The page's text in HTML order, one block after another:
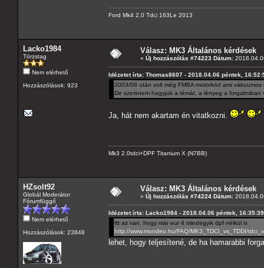
Ford Mk4 2.0 Tdci 163Le 2013
Lacko1984
Törzstag
Nem elérhető
Hozzászólások: 923
Válasz: MK3 Általános kérdések
« Új hozzászólás #74223 Dátum:
Idézetet írta: Thomas8607 - 2018.04.06 péntek,
2003/08 után volt még FMBA motorkód ami
De szerintem hagyjuk a témát, a lényeg a forgalmiban
Ja, hát nem akartam én vitatkozni.
Mk3 2.0tdci+DPF Titanium X (N7BB)
HZsolt92
Globál Moderátor
Fórumfüggő
Nem elérhető
Hozzászólások: 23848
Válasz: MK3 Általános kérdések
« Új hozzászólás #74224 Dátum:
Idézetet írta: Lacko1984 - 2018.04.06 péntek, 16:35:39
Itt az van, hogy már eur 4 mindegyik dpf nélkül is
http://www.mondeo.hu/FAQ/MK3_TDCI_vs_TDDI/
lehet, hogy teljesítené, de ha hamarabbi